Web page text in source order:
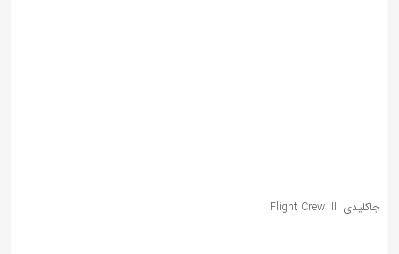
جاکلیدی Flight Crew IIII